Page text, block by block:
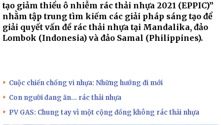
tạo giảm thiểu ô nhiễm rác thải nhựa 2021 (EPPIC)”
nhằm tập trung tìm kiếm các giải pháp sáng tạo để
giải quyết vấn đề rác thải nhựa tại Mandalika, đảo
Lombok (Indonesia) và đảo Samal (Philippines).
Cuộc chiến chống vi nhựa: Những hướng đi mới
Con người đang ăn… rác thải nhựa
PV GAS: Chung tay vì một cộng đồng không rác thải nhựa